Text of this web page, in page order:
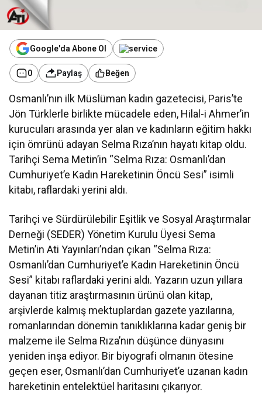
Google'da Abone Ol
0 Paylaş Beğen
Osmanlı’nın ilk Müslüman kadın gazetecisi, Paris’te
Jön Türklerle birlikte mücadele eden, Hilal-i Ahmer’in
kurucuları arasında yer alan ve kadınların eğitim hakkı
için ömrünü adayan Selma Rıza’nın hayatı kitap oldu.
Tarihçi Sema Metin’in “Selma Rıza: Osmanlı’dan
Cumhuriyet’e Kadın Hareketinin Öncü Sesi” isimli
kitabı, raflardaki yerini aldı.
Tarihçi ve Sürdürülebilir Eşitlik ve Sosyal Araştırmalar
Derneği (SEDER) Yönetim Kurulu Üyesi Sema
Metin’in Ati Yayınları’ndan çıkan “Selma Rıza:
Osmanlı’dan Cumhuriyet’e Kadın Hareketinin Öncü
Sesi” kitabı raflardaki yerini aldı. Yazarın uzun yıllara
dayanan titiz araştırmasının ürünü olan kitap,
arşivlerde kalmış mektuplardan gazete yazılarına,
romanlarından dönemin tanıklıklarına kadar geniş bir
malzeme ile Selma Rıza’nın düşünce dünyasını
yeniden inşa ediyor. Bir biyografi olmanın ötesine
geçen eser, Osmanlı’dan Cumhuriyet’e uzanan kadın
hareketinin entelektüel haritasını çıkarıyor.